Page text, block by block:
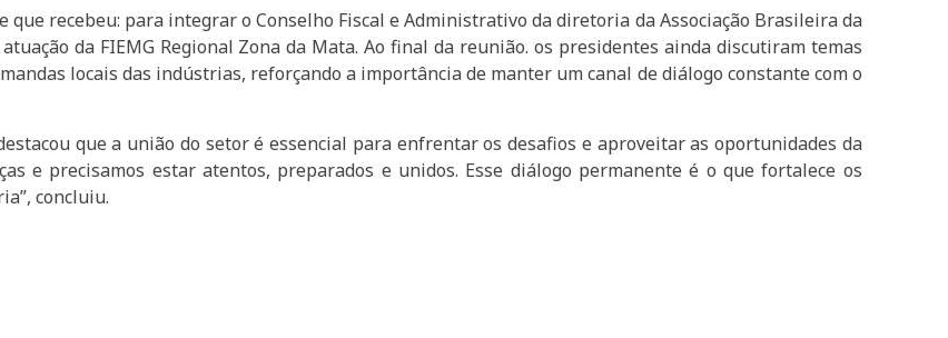
recebeu: para integrar o Conselho Fiscal e Administrativo da diretoria da Associação Brasileira da
da FIEMG Regional Zona da Mata. Ao final da reunião. os presidentes ainda discutiram temas
locais das indústrias, reforçando a importância de manter um canal de diálogo constante com o
que a união do setor é essencial para enfrentar os desafios e aproveitar as oportunidades da
e precisamos estar atentos, preparados e unidos. Esse diálogo permanente é o que fortalece os
concluiu.